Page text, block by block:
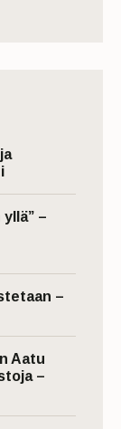
–
–
Aatu
–